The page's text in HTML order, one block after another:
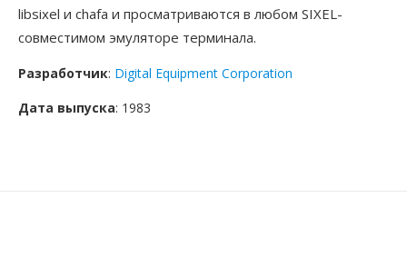
libsixel и chafa и просматриваются в любом SIXEL-
совместимом эмуляторе терминала.
Разработчик: Digital Equipment Corporation
Дата выпуска: 1983